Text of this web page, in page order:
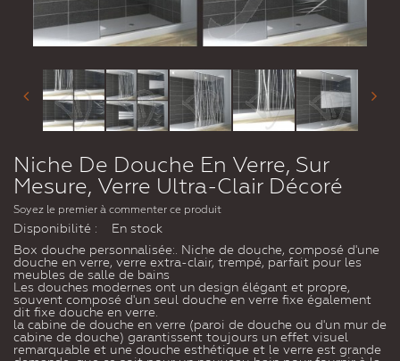
Niche De Douche En Verre, Sur
Mesure, Verre Ultra-Clair Décoré
Soyez le premier à commenter ce produit
Disponibilité :
En stock
Box douche personnalisée:. Niche de douche, composé d'une
douche en verre, verre extra-clair, trempé, parfait pour les
meubles de salle de bains
Les douches modernes ont un design élégant et propre,
souvent composé d'un seul douche en verre fixe également
dit fixe douche en verre.
la cabine de douche en verre (paroi de douche ou d'un mur de
cabine de douche) garantissent toujours un effet visuel
remarquable et une douche esthétique et le verre est grande